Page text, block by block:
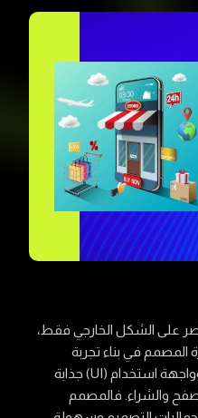
على الشكل الخارجي فقط،
في بناء تجربة
مستخدم (UX) سهلة وبديهية، وواجهة استخدام (UI) جذابة
والشراء. فالمصمم